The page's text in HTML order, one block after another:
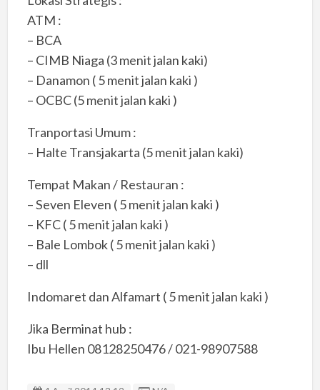
ATM :
– BCA
– CIMB Niaga (3 menit jalan kaki)
– Danamon ( 5 menit jalan kaki )
– OCBC (5 menit jalan kaki )
Tranportasi Umum :
– Halte Transjakarta (5 menit jalan kaki)
Tempat Makan / Restauran :
– Seven Eleven ( 5 menit jalan kaki )
– KFC ( 5 menit jalan kaki )
– Bale Lombok ( 5 menit jalan kaki )
– dll
Indomaret dan Alfamart ( 5 menit jalan kaki )
Jika Berminat hub :
Ibu Hellen 08128250476 / 021-98907588